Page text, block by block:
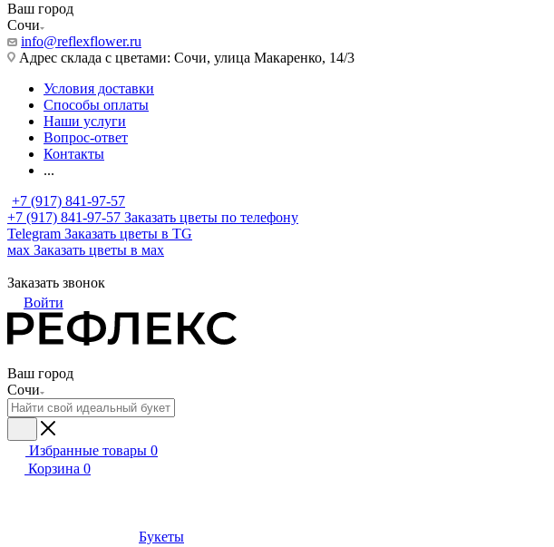
Ваш город
Сочи
info@reflexflower.ru
Адрес склада с цветами: Сочи, улица Макаренко, 14/3
Условия доставки
Способы оплаты
Наши услуги
Вопрос-ответ
Контакты
...
+7 (917) 841-97-57
+7 (917) 841-97-57 Заказать цветы по телефону
Telegram Заказать цветы в TG
мах Заказать цветы в мах
Заказать звонок
Войти
Ваш город
Сочи
Избранные товары 0
Корзина 0
Букеты